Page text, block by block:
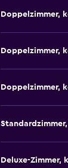
Doppelzimmer,
Doppelzimmer,
Doppelzimmer,
Deluxe-Zimmer,